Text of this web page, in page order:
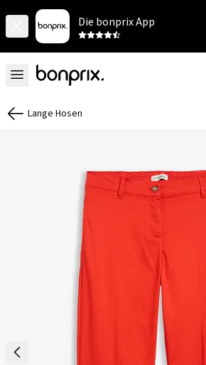
Die bonprix App
Lange Hosen